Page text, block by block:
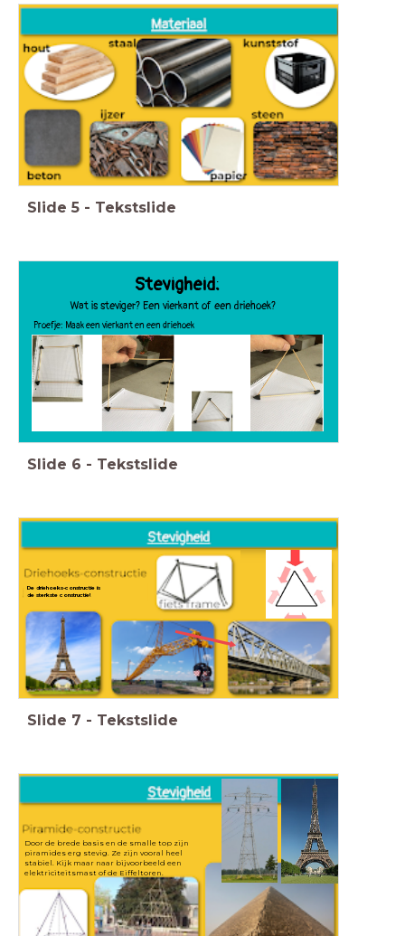
Slide 5 - Tekstslide
Stevigheid:
Proefje: Maak een vierkant en een driehoek
Wat is steviger? Een vierkant of een driehoek?
Slide 6 - Tekstslide
De driehoeks-constructie is
de sterkste constructie!
Slide 7 - Tekstslide
Door de brede basis en de smalle top zijn
piramides erg stevig. Ze zijn vooral heel
stabiel. Kijk maar naar bijvoorbeeld een
elektriciteitsmast of de Eiffeltoren.